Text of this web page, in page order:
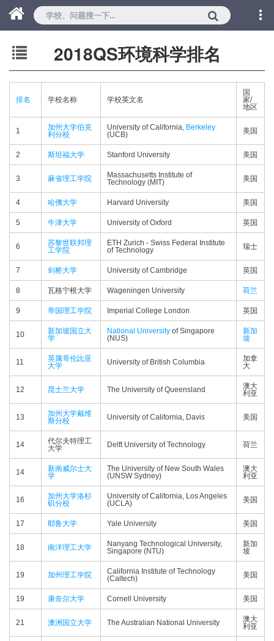
2018QS环境科学排名
排名 学校名称 学校英文名
国
家/
地区
1
加州大学伯克
利分校
University of California, Berkeley
(UCB)
美国
2 斯坦福大学 Stanford University 美国
3 麻省理工学院
Massachusetts Institute of
Technology (MIT)
美国
4 哈佛大学 Harvard University 美国
5 牛津大学 University of Oxford 英国
6
苏黎世联邦理
工学院
ETH Zurich - Swiss Federal Institute
of Technology
瑞士
7 剑桥大学 University of Cambridge 英国
8 瓦格宁根大学 Wageningen University 荷兰
9 帝国理工学院 Imperial College London 英国
10
新加坡国立大
学
National University of Singapore
(NUS)
新加
坡
11
英属哥伦比亚
大学
University of British Columbia
加拿
大
12 昆士兰大学 The University of Queensland
澳大
利亚
13
加州大学戴维
斯分校
University of California, Davis 美国
14
代尔夫特理工
大学
Delft University of Technology 荷兰
14
新南威尔士大
学
The University of New South Wales
(UNSW Sydney)
澳大
利亚
16
加州大学洛杉
矶分校
University of California, Los Angeles
(UCLA)
美国
17 耶鲁大学 Yale University 美国
18 南洋理工大学
Nanyang Technological University,
Singapore (NTU)
新加
坡
19 加州理工学院
California Institute of Technology
(Caltech)
美国
19 康奈尔大学 Cornell University 美国
21 澳洲国立大学 The Australian National University
澳大
利亚